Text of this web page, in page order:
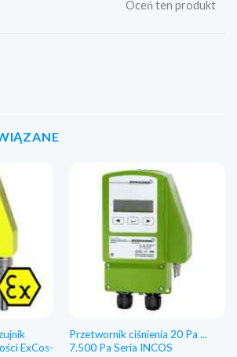
Oceń ten produkt
ExCos-
Przetwornik ciśnienia 20 Pa ...
7.500 Pa Seria INCOS